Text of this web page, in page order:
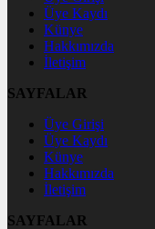
Üye Kaydı
Künye
Hakkımızda
İletişim
SAYFALAR
Üye Girişi
Üye Kaydı
Künye
Hakkımızda
İletişim
SAYFALAR